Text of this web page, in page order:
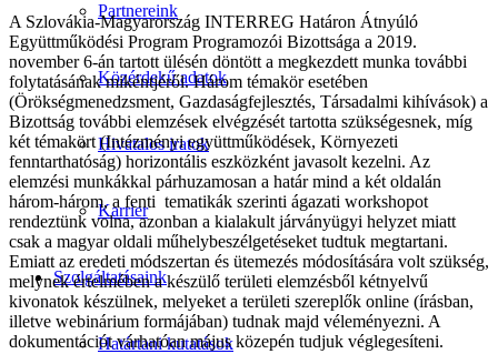
Partnereink
Közérdekű adatok
Hivatalos iratok
Karrier
Szolgáltatásaink
Határtani kutatások
A Szlovákia-Magyarország INTERREG Határon Átnyúló
Együttműködési Program Programozói Bizottsága a 2019.
november 6-án tartott ülésén döntött a megkezdett munka további
folytatásának mikéntjéről. Három témakör esetében
(Örökségmenedzsment, Gazdaságfejlesztés, Társadalmi kihívások) a
Bizottság további elemzések elvégzését tartotta szükségesnek, míg
két témakört (Intézményi együttműködések, Környezeti
fenntarthatóság) horizontális eszközként javasolt kezelni. Az
elemzési munkákkal párhuzamosan a határ mind a két oldalán
három-három, a fenti tematikák szerinti ágazati workshopot
rendeztünk volna, azonban a kialakult járványügyi helyzet miatt
csak a magyar oldali műhelybeszélgetéseket tudtuk megtartani.
Emiatt az eredeti módszertan és ütemezés módosítására volt szükség,
melynek értelmében a készülő területi elemzésből kétnyelvű
kivonatok készülnek, melyeket a területi szereplők online (írásban,
illetve webinárium formájában) tudnak majd véleményezni. A
dokumentációt várhatóan május közepén tudjuk véglegesíteni.